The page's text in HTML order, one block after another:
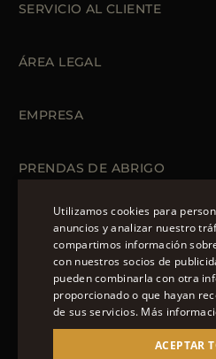
SERVICIO AL CLIENTE
Pedidos y pagos
ÁREA LEGAL
Política de cookies
Declaración de accesibilidad
EMPRESA
PRENDAS DE ABRIGO
Abrigo Verano Mujer
Parkas Hombre
Parkas Mujer
© 2022 – MOORER S.P.A –
CASTELNUOVO DEL
Utilizamos cookies para
anuncios y analizar nuestro
compartimos información
con nuestros socios de
pueden combinarla con otra
proporcionado o que hayan
de sus servicios. Más
ACEPTAR